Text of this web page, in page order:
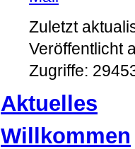
Zuletzt
Veröffentlicht
Zugriffe:
Aktuelles
Willkommen